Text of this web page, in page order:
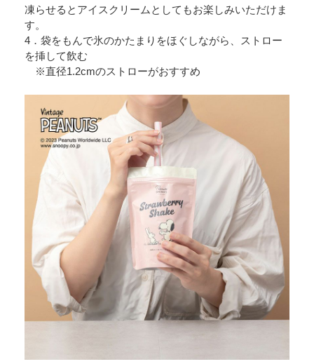
凍らせるとアイスクリームとしてもお楽しみいただけま
す。
4．袋をもんで氷のかたまりをほぐしながら、ストロー
を挿して飲む
※直径1.2cmのストローがおすすめ